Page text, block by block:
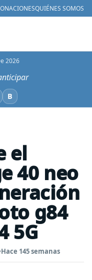
QUIÉNES SOMOS
2026
BBluesky
el
40 neo
g84
5G
Hace 145 semanas